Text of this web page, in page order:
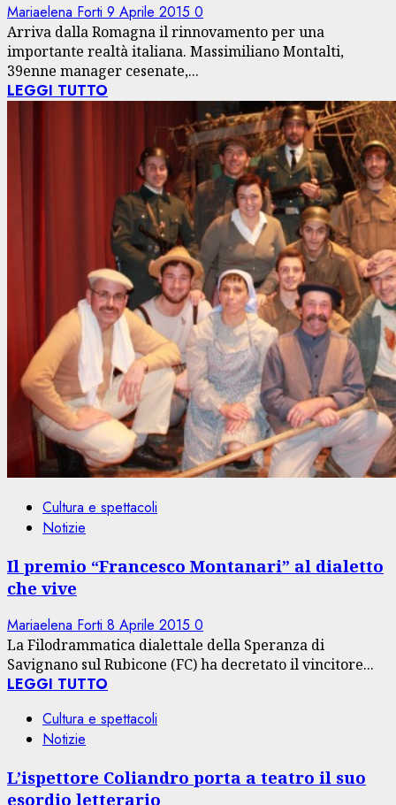
Mariaelena Forti 9 Aprile 2015 0
Arriva dalla Romagna il rinnovamento per una
importante realtà italiana. Massimiliano Montalti,
39enne manager cesenate,...
LEGGI TUTTO
Cultura e spettacoli
Notizie
Il premio “Francesco Montanari” al dialetto
che vive
Mariaelena Forti 8 Aprile 2015 0
La Filodrammatica dialettale della Speranza di
Savignano sul Rubicone (FC) ha decretato il vincitore...
LEGGI TUTTO
Cultura e spettacoli
Notizie
L’ispettore Coliandro porta a teatro il suo
esordio letterario